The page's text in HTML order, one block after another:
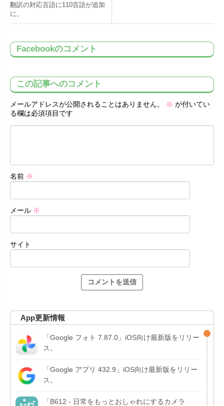
翻訳の対応言語に110言語が追加
に。
Facebookのコメント
この記事へのコメント
メールアドレスが公開されることはありません。 ※ が付いてい
る欄は必須項目です
名前 ※
メール ※
サイト
App更新情報
「Google フォト 7.87.0」iOS向け最新版をリリー
ス。
「Google アプリ 432.9」iOS向け最新版をリリー
ス。
「B612 - 日常をもっとおしゃれにするカメラ